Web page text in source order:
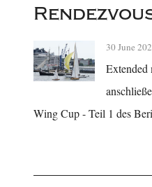
30 June
Extended
Wing Cup - Teil 1 des